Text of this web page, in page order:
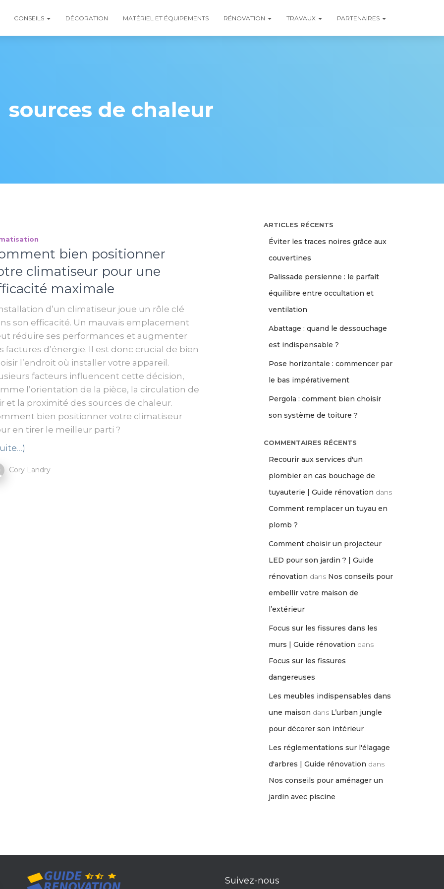
CONSEILS DÉCORATION MATÉRIEL ET ÉQUIPEMENTS RÉNOVATION TRAVAUX PARTENAIRES
sources de chaleur
bien positionner
climatiseur pour une
maximale
d’un climatiseur joue un rôle clé
son efficacité. Un mauvais emplacement
réduire ses performances et augmenter
factures d’énergie. Il est donc crucial de bien
l’endroit où installer votre appareil.
facteurs influencent cette décision,
l’orientation de la pièce, la circulation de
et la proximité des sources de chaleur.
bien positionner votre climatiseur
en tirer le meilleur parti ?
Cory Landry
ARTICLES RÉCENTS
Éviter les traces noires grâce aux
couvertines
Palissade persienne : le parfait
équilibre entre occultation et
ventilation
Abattage : quand le dessouchage
est indispensable ?
Pose horizontale : commencer par
le bas impérativement
Pergola : comment bien choisir
son système de toiture ?
COMMENTAIRES RÉCENTS
Recourir aux services d'un
plombier en cas bouchage de
tuyauterie | Guide rénovation dans
Comment remplacer un tuyau en
plomb ?
Comment choisir un projecteur
LED pour son jardin ? | Guide
rénovation dans Nos conseils pour
embellir votre maison de
l’extérieur
Focus sur les fissures dans les
murs | Guide rénovation dans
Focus sur les fissures
dangereuses
Les meubles indispensables dans
une maison dans L’urban jungle
pour décorer son intérieur
Les réglementations sur l'élagage
d'arbres | Guide rénovation dans
Nos conseils pour aménager un
jardin avec piscine
Suivez-nous